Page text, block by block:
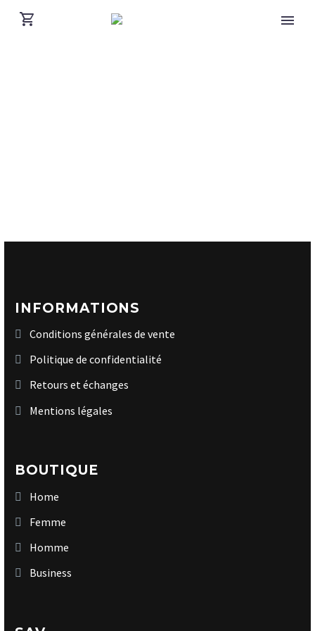
INFORMATIONS
Conditions générales de vente
Politique de confidentialité
Retours et échanges
Mentions légales
BOUTIQUE
Home
Femme
Homme
Business